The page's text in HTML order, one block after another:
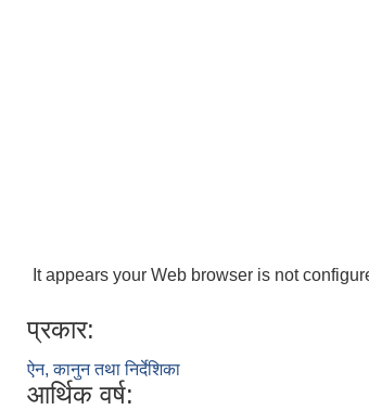
It appears your Web browser is not
प्रकार:
ऐन, कानुन तथा निर्देशिका
आर्थिक वर्ष: